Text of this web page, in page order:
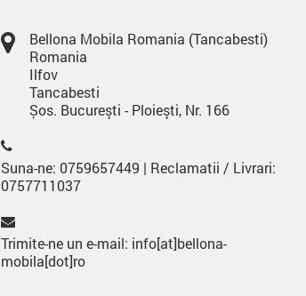
Bellona Mobila Romania (Tancabesti)
Romania
Ilfov
Tancabesti
Șos. Bucureşti - Ploieşti, Nr. 166
Suna-ne: 0759657449 | Reclamatii / Livrari:
0757711037
Trimite-ne un e-mail: info[at]bellona-
mobila[dot]ro